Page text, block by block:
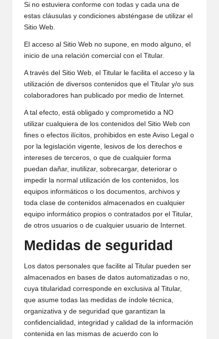
Si no estuviera conforme con todas y cada una de
estas cláusulas y condiciones absténgase de utilizar el
Sitio Web.
El acceso al Sitio Web no supone, en modo alguno, el
inicio de una relación comercial con el Titular.
A través del Sitio Web, el Titular le facilita el acceso y la
utilización de diversos contenidos que el Titular y/o sus
colaboradores han publicado por medio de Internet.
A tal efecto, está obligado y comprometido a NO
utilizar cualquiera de los contenidos del Sitio Web con
fines o efectos ilícitos, prohibidos en este Aviso Legal o
por la legislación vigente, lesivos de los derechos e
intereses de terceros, o que de cualquier forma
puedan dañar, inutilizar, sobrecargar, deteriorar o
impedir la normal utilización de los contenidos, los
equipos informáticos o los documentos, archivos y
toda clase de contenidos almacenados en cualquier
equipo informático propios o contratados por el Titular,
de otros usuarios o de cualquier usuario de Internet.
Medidas de seguridad
Los datos personales que facilite al Titular pueden ser
almacenados en bases de datos automatizadas o no,
cuya titularidad corresponde en exclusiva al Titular,
que asume todas las medidas de índole técnica,
organizativa y de seguridad que garantizan la
confidencialidad, integridad y calidad de la información
contenida en las mismas de acuerdo con lo